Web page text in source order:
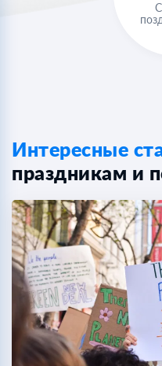
Интересные
праздникам и